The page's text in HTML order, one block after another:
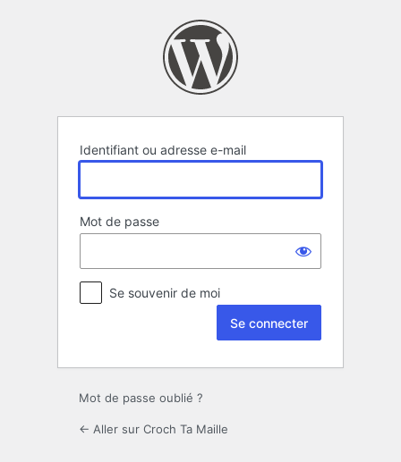
Identifiant ou adresse e-mail
Mot de passe
Se souvenir de moi
Mot de passe oublié ?
← Aller sur Croch Ta Maille